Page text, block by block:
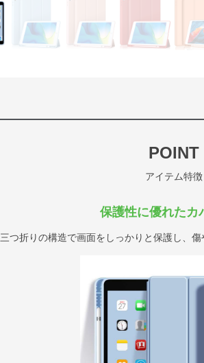
POINT
アイテム特徴
保護性に優れたカ
三つ折りの構造で画面をしっかりと保護し、